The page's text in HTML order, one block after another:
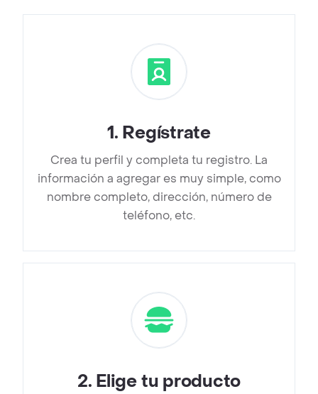
1. Regístrate
Crea tu perfil y completa tu registro. La
información a agregar es muy simple, como
nombre completo, dirección, número de
teléfono, etc.
2. Elige tu producto